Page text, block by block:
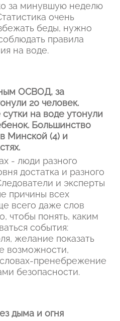
за минувшую неделю
очень
беды, нужно
правила
на воде.
ОСВОД, за
20 человек.
на воде утонули
Большинство
Минской (4) и
- люди разного
достатка и разного
и эксперты
причины всех
всего даже слов
чтобы понять, каким
события:
желание показать
возможности,
пренебрежение
безопасности.
дыма и огня